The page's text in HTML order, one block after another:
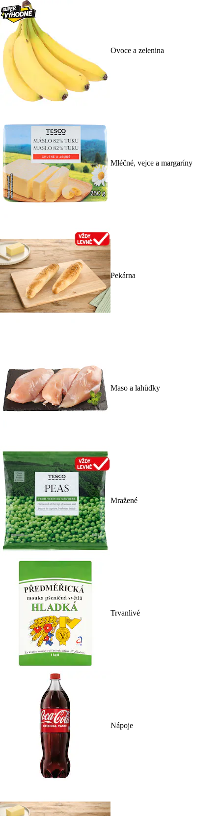
Ovoce a zelenina
Mléčné, vejce a margaríny
Pekárna
Maso a lahůdky
Mražené
Trvanlivé
Nápoje